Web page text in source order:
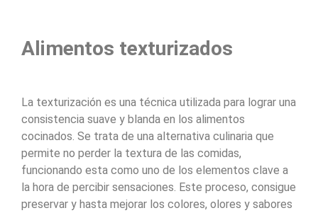
Alimentos texturizados
La texturización es una técnica utilizada para lograr una
consistencia suave y blanda en los alimentos
cocinados. Se trata de una alternativa culinaria que
permite no perder la textura de las comidas,
funcionando esta como uno de los elementos clave a
la hora de percibir sensaciones. Este proceso, consigue
preservar y hasta mejorar los colores, olores y sabores